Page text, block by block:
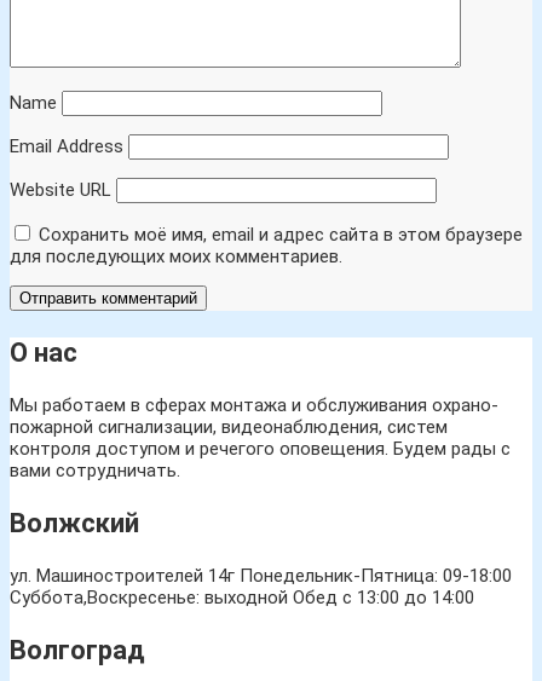
Name
Email Address
Website URL
Сохранить моё имя, email и адрес сайта в этом браузере
для последующих моих комментариев.
О нас
Мы работаем в сферах монтажа и обслуживания охрано-
пожарной сигнализации, видеонаблюдения, систем
контроля доступом и речегого оповещения. Будем рады с
вами сотрудничать.
Волжский
ул. Машиностроителей 14г Понедельник-Пятница: 09-18:00
Суббота,Воскресенье: выходной Обед с 13:00 до 14:00
Волгоград